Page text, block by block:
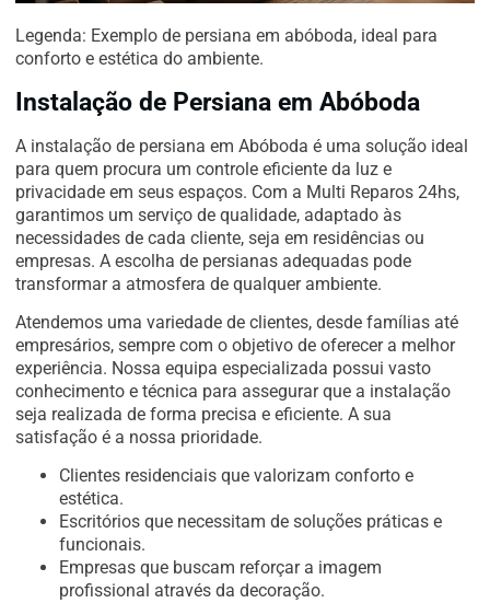
Legenda: Exemplo de persiana em abóboda, ideal para
conforto e estética do ambiente.
Instalação de Persiana em Abóboda
A instalação de persiana em Abóboda é uma solução ideal
para quem procura um controle eficiente da luz e
privacidade em seus espaços. Com a Multi Reparos 24hs,
garantimos um serviço de qualidade, adaptado às
necessidades de cada cliente, seja em residências ou
empresas. A escolha de persianas adequadas pode
transformar a atmosfera de qualquer ambiente.
Atendemos uma variedade de clientes, desde famílias até
empresários, sempre com o objetivo de oferecer a melhor
experiência. Nossa equipa especializada possui vasto
conhecimento e técnica para assegurar que a instalação
seja realizada de forma precisa e eficiente. A sua
satisfação é a nossa prioridade.
Clientes residenciais que valorizam conforto e
estética.
Escritórios que necessitam de soluções práticas e
funcionais.
Empresas que buscam reforçar a imagem
profissional através da decoração.